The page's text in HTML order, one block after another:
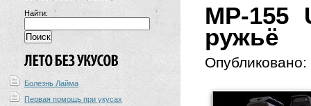
Найти:
Болезнь Лайма
Первая помощь при укусах
МР-155
ружьё
Опубликовано: